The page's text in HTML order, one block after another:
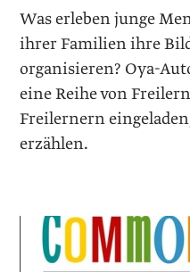
Was erleben junge
ihrer Familien ihre
organisieren? Oya-
eine Reihe von
Freilernern
erzählen.